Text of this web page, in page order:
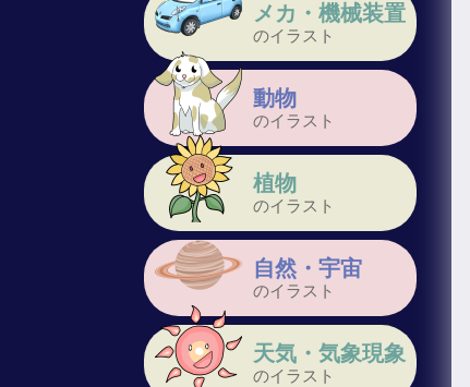
メカ・機械装置
のイラスト
動物
のイラスト
植物
のイラスト
自然・宇宙
のイラスト
天気・気象現象
のイラスト